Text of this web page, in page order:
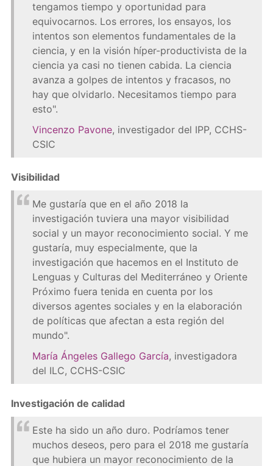
tengamos tiempo y oportunidad para
equivocarnos. Los errores, los ensayos, los
intentos son elementos fundamentales de la
ciencia, y en la visión híper-productivista de la
ciencia ya casi no tienen cabida. La ciencia
avanza a golpes de intentos y fracasos, no
hay que olvidarlo. Necesitamos tiempo para
esto".
Vincenzo Pavone, investigador del IPP, CCHS-
CSIC
Visibilidad
Me gustaría que en el año 2018 la
investigación tuviera una mayor visibilidad
social y un mayor reconocimiento social. Y me
gustaría, muy especialmente, que la
investigación que hacemos en el Instituto de
Lenguas y Culturas del Mediterráneo y Oriente
Próximo fuera tenida en cuenta por los
diversos agentes sociales y en la elaboración
de políticas que afectan a esta región del
mundo".
María Ángeles Gallego García, investigadora
del ILC, CCHS-CSIC
Investigación de calidad
Este ha sido un año duro. Podríamos tener
muchos deseos, pero para el 2018 me gustaría
que hubiera un mayor reconocimiento de la